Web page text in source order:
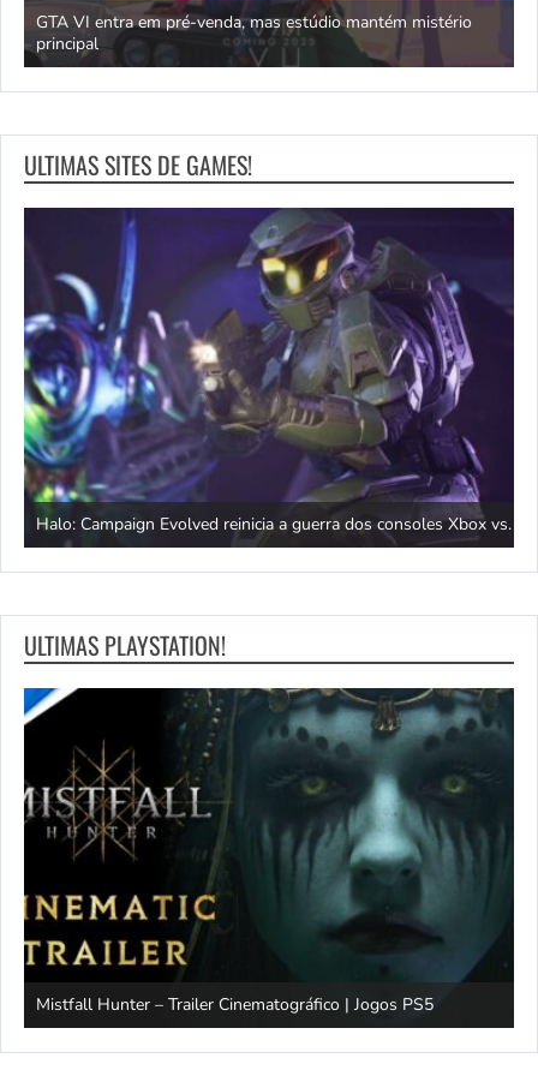
GTA VI entra em pré-venda, mas estúdio mantém mistério
principal
ULTIMAS SITES DE GAMES!
Halo: Campaign Evolved reinicia a guerra dos consoles Xbox vs.
ULTIMAS PLAYSTATION!
Mistfall Hunter – Trailer Cinematográfico | Jogos PS5